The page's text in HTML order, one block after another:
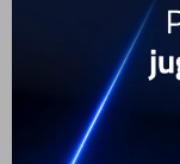
Marcas